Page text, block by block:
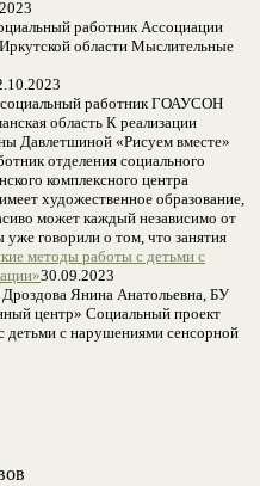
работник Ассоциации
области Мыслительные
работник ГОАУСОН
область К реализации
Давлетшиной «Рисуем вместе»
отделения социального
комплексного центра
художественное образование,
может каждый независимо от
говорили о том, что занятия
методы работы с детьми с
30.09.2023
Янина Анатольевна, БУ
центр» Социальный проект
детьми с нарушениями сенсорной